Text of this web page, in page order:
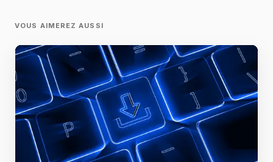
VOUS AIMEREZ AUSSI